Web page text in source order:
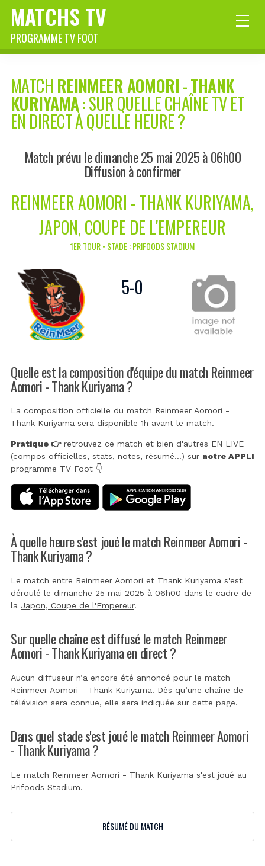
MATCHS TV
PROGRAMME TV FOOT
MATCH REINMEER AOMORI-THANK
KURIYAMA: SUR QUELLE CHAÎNE TV ET
EN DIRECT À QUELLE HEURE ?
Match prévu le dimanche 25 mai 2025 à 06h00
Diffusion à confirmer
REINMEER AOMORI - THANK KURIYAMA,
JAPON, COUPE DE L'EMPEREUR
1ER TOUR • STADE : PRIFOODS STADIUM
5-0
Quelle est la composition d'équipe du match Reinmeer
Aomori - Thank Kuriyama ?
La composition officielle du match Reinmeer Aomori -
Thank Kuriyama sera disponible 1h avant le match.
Pratique 👉retrouvez ce match et bien d'autres EN LIVE
(compos officielles, stats, notes, résumé...) sur notre APPLI
programme TV Foot 👇
À quelle heure s'est joué le match Reinmeer Aomori -
Thank Kuriyama ?
Le match entre Reinmeer Aomori et Thank Kuriyama s'est
déroulé le dimanche 25 mai 2025 à 06h00 dans le cadre de
la Japon, Coupe de l'Empereur.
Sur quelle chaîne est diffusé le match Reinmeer
Aomori - Thank Kuriyama en direct ?
Aucun diffuseur n’a encore été annoncé pour le match
Reinmeer Aomori - Thank Kuriyama. Dès qu’une chaîne de
télévision sera connue, elle sera indiquée sur cette page.
Dans quel stade s'est joué le match Reinmeer Aomori
- Thank Kuriyama ?
Le match Reinmeer Aomori - Thank Kuriyama s'est joué au
Prifoods Stadium.
RÉSUMÉ DU MATCH